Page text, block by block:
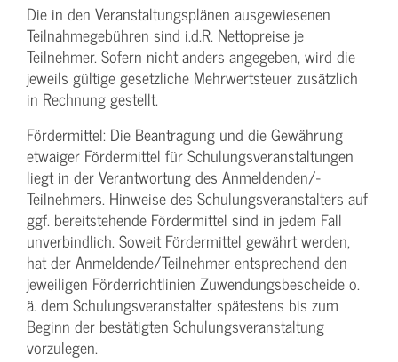
Die in den Veranstaltungsplänen ausgewiesenen
Teilnahmegebühren sind i.d.R. Nettopreise je
Teilnehmer. Sofern nicht anders angegeben, wird die
jeweils gültige gesetzliche Mehrwertsteuer zusätzlich
in Rechnung gestellt.
Fördermittel: Die Beantragung und die Gewährung
etwaiger Fördermittel für Schulungs­veranstaltungen
liegt in der Verantwortung des Anmeldenden/­
Teilnehmers. Hinweise des Schulungs­veranstalters auf
ggf. bereitstehende Fördermittel sind in jedem Fall
unverbindlich. Soweit Fördermittel gewährt werden,
hat der Anmeldende/­Teilnehmer entsprechend den
jeweiligen Förderrichtlinien Zuwendungs­bescheide o.
ä. dem Schulungs­veranstalter spätestens bis zum
Beginn der bestätigten Schulungs­veranstaltung
vorzulegen.